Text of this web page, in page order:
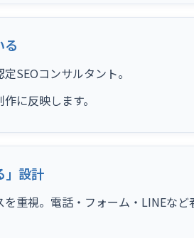
る
SEOコンサルタント。
に反映します。
」設計
重視。電話・フォーム・LINEな